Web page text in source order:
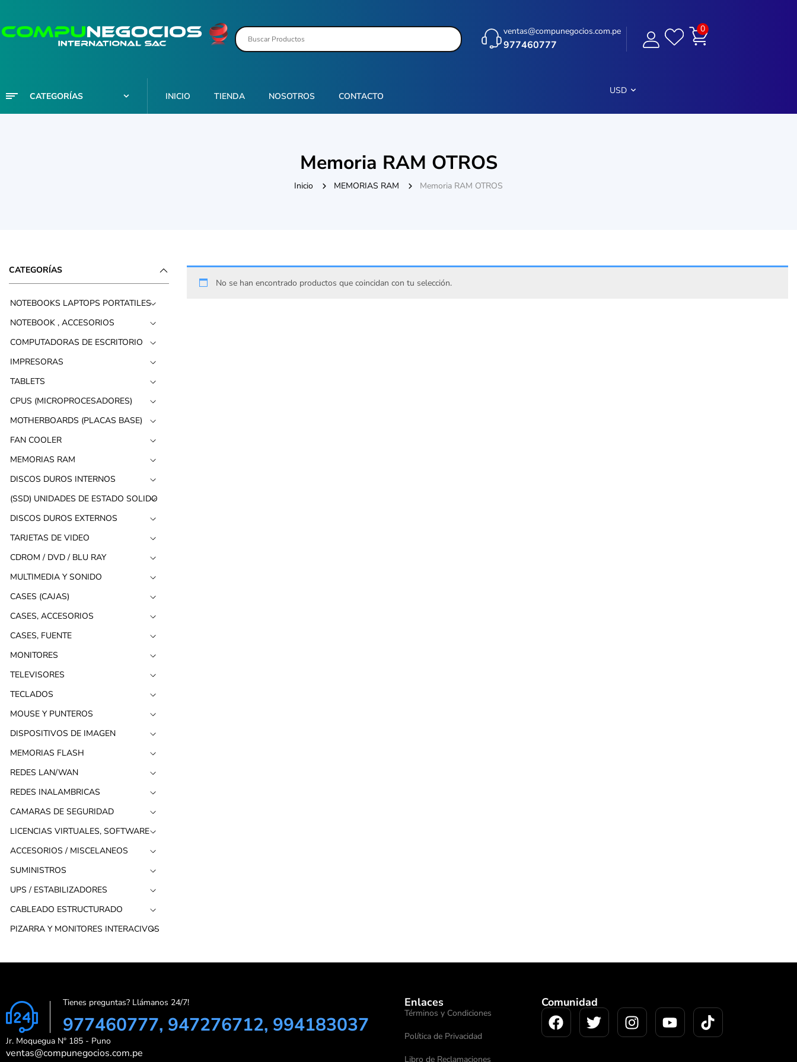
ventas@compunegocios.com.pe
977460777
0
CATEGORÍAS INICIO TIENDA NOSOTROS CONTACTO
USD
Memoria RAM OTROS
Inicio MEMORIAS RAM Memoria RAM OTROS
CATEGORÍAS
NOTEBOOKS LAPTOPS PORTATILES
NOTEBOOK , ACCESORIOS
COMPUTADORAS DE ESCRITORIO
IMPRESORAS
TABLETS
CPUS (MICROPROCESADORES)
MOTHERBOARDS (PLACAS BASE)
FAN COOLER
MEMORIAS RAM
DISCOS DUROS INTERNOS
(SSD) UNIDADES DE ESTADO SOLIDO
DISCOS DUROS EXTERNOS
TARJETAS DE VIDEO
CDROM / DVD / BLU RAY
MULTIMEDIA Y SONIDO
CASES (CAJAS)
CASES, ACCESORIOS
CASES, FUENTE
MONITORES
TELEVISORES
TECLADOS
MOUSE Y PUNTEROS
DISPOSITIVOS DE IMAGEN
MEMORIAS FLASH
REDES LAN/WAN
REDES INALAMBRICAS
CAMARAS DE SEGURIDAD
LICENCIAS VIRTUALES, SOFTWARE
ACCESORIOS / MISCELANEOS
SUMINISTROS
UPS / ESTABILIZADORES
CABLEADO ESTRUCTURADO
PIZARRA Y MONITORES INTERACIVOS
No se han encontrado productos que coincidan con tu selección.
Tienes preguntas? Llámanos 24/7!
977460777, 947276712, 994183037
Jr. Moquegua N° 185 - Puno
ventas@compunegocios.com.pe
Enlaces
Términos y Condiciones
Política de Privacidad
Libro de Reclamaciones
Comunidad